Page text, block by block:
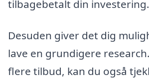
tilbagebetalt din investering.
Desuden giver det dig
lave en grundigere
flere tilbud, kan du også